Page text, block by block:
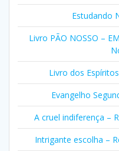
Estudando
Livro PÃO NOSSO –
Livro dos
Evangelho
A cruel indiferença –
Intrigante escolha –